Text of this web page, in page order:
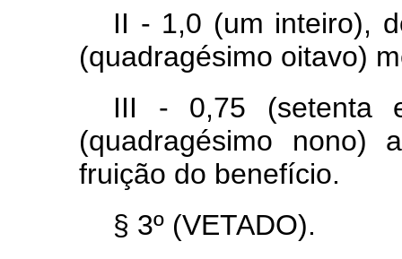
II - 1,0 (um inteiro),
(quadragésimo oitavo)
III - 0,75 (setenta
(quadragésimo nono)
fruição do benefício.
§ 3º (VETADO).